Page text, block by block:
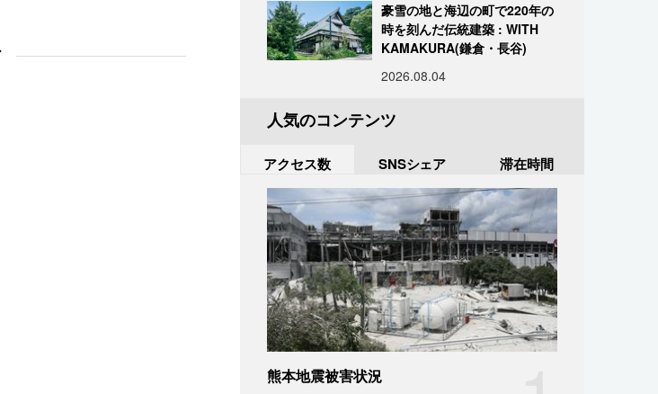
豪雪の地と海辺の町で220年の
時を刻んだ伝統建築 : WITH
KAMAKURA(鎌倉・長谷)
2026.08.04
人気のコンテンツ
アクセス数 SNSシェア 滞在時間
熊本地震被害状況